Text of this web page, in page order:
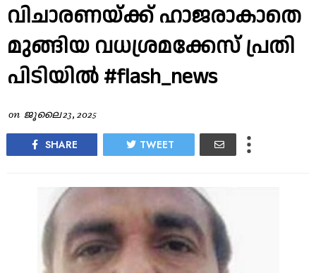
വിചാരണയ്ക്ക് ഹാജരാകാതെ
മുങ്ങിയ വധശ്രമക്കേസ് പ്രതി
പിടിയിൽ #flash_news
on ജൂലൈ 23, 2025
SHARE TWEET